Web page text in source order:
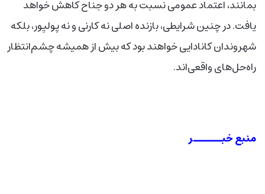
بمانند، اعتماد عمومی نسبت به هر دو جناح کاهش خواهد
یافت. در چنین شرایطی، بازنده اصلی نه کارنی و نه پولیِور، بلکه
شهروندان کانادایی خواهند بود که بیش از همیشه چشم‌انتظار
راه‌حل‌های واقعی‌اند.
منبع خبــــــر